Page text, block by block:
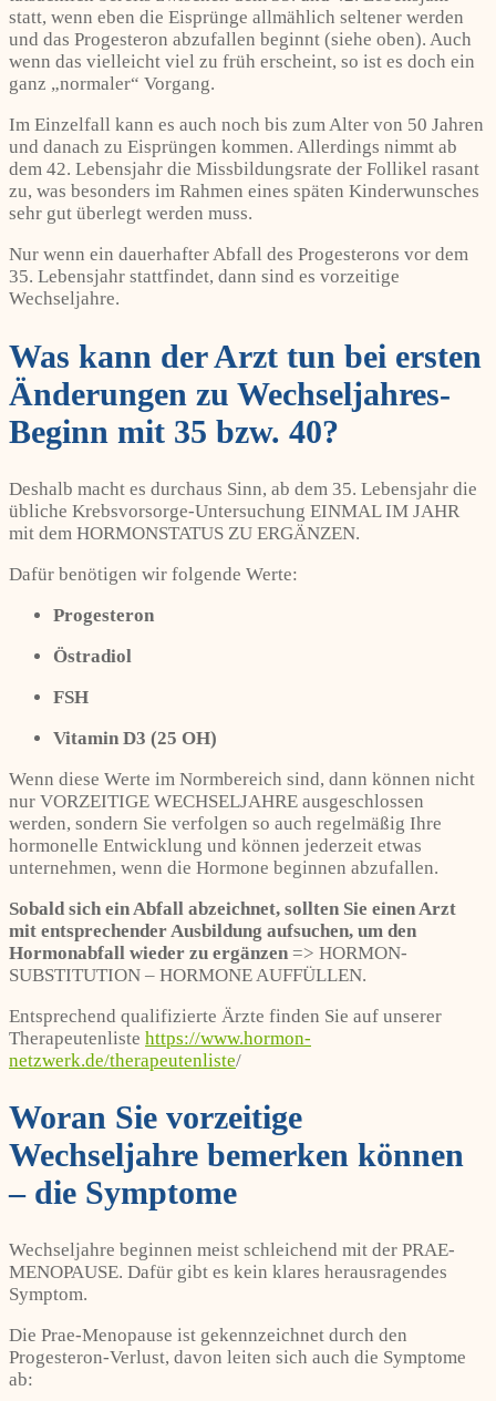
statt, wenn eben die Eisprünge allmählich seltener werden
und das Progesteron abzufallen beginnt (siehe oben). Auch
wenn das vielleicht viel zu früh erscheint, so ist es doch ein
ganz „normaler“ Vorgang.
Im Einzelfall kann es auch noch bis zum Alter von 50 Jahren
und danach zu Eisprüngen kommen. Allerdings nimmt ab
dem 42. Lebensjahr die Missbildungsrate der Follikel rasant
zu, was besonders im Rahmen eines späten Kinderwunsches
sehr gut überlegt werden muss.
Nur wenn ein dauerhafter Abfall des Progesterons vor dem
35. Lebensjahr stattfindet, dann sind es vorzeitige
Wechseljahre.
Was kann der Arzt tun bei ersten
Änderungen zu Wechseljahres-
Beginn mit 35 bzw. 40?
Deshalb macht es durchaus Sinn, ab dem 35. Lebensjahr die
übliche Krebsvorsorge-Untersuchung EINMAL IM JAHR
mit dem HORMONSTATUS ZU ERGÄNZEN.
Dafür benötigen wir folgende Werte:
Progesteron
Östradiol
FSH
Vitamin D3 (25 OH)
Wenn diese Werte im Normbereich sind, dann können nicht
nur VORZEITIGE WECHSELJAHRE ausgeschlossen
werden, sondern Sie verfolgen so auch regelmäßig Ihre
hormonelle Entwicklung und können jederzeit etwas
unternehmen, wenn die Hormone beginnen abzufallen.
Sobald sich ein Abfall abzeichnet, sollten Sie einen Arzt
mit entsprechender Ausbildung aufsuchen, um den
Hormonabfall wieder zu ergänzen => HORMON-
SUBSTITUTION – HORMONE AUFFÜLLEN.
Entsprechend qualifizierte Ärzte finden Sie auf unserer
Therapeutenliste https://www.hormon-
netzwerk.de/therapeutenliste/
Woran Sie vorzeitige
Wechseljahre bemerken können
– die Symptome
Wechseljahre beginnen meist schleichend mit der PRAE-
MENOPAUSE. Dafür gibt es kein klares herausragendes
Symptom.
Die Prae-Menopause ist gekennzeichnet durch den
Progesteron-Verlust, davon leiten sich auch die Symptome
ab: